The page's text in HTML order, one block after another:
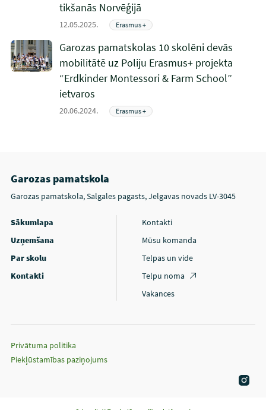
tikšanās Norvēģijā
12.05.2025. Erasmus +
Garozas pamatskolas 10 skolēni devās
mobilitātē uz Poliju Erasmus+ projekta
“Erdkinder Montessori & Farm School”
ietvaros
20.06.2024. Erasmus +
Garozas pamatskola
Garozas pamatskola, Salgales pagasts, Jelgavas novads LV-3045
Sākumlapa
Uzņemšana
Par skolu
Kontakti
Kontakti
Mūsu komanda
Telpas un vide
Telpu noma
Vakances
Privātuma politika
Piekļūstamības paziņojums